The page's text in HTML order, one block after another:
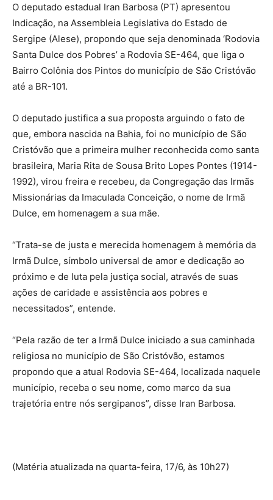
O deputado estadual Iran Barbosa (PT) apresentou
Indicação, na Assembleia Legislativa do Estado de
Sergipe (Alese), propondo que seja denominada ‘Rodovia
Santa Dulce dos Pobres’ a Rodovia SE-464, que liga o
Bairro Colônia dos Pintos do município de São Cristóvão
até a BR-101.
O deputado justifica a sua proposta arguindo o fato de
que, embora nascida na Bahia, foi no município de São
Cristóvão que a primeira mulher reconhecida como santa
brasileira, Maria Rita de Sousa Brito Lopes Pontes (1914-
1992), virou freira e recebeu, da Congregação das Irmãs
Missionárias da Imaculada Conceição, o nome de Irmã
Dulce, em homenagem a sua mãe.
“Trata-se de justa e merecida homenagem à memória da
Irmã Dulce, símbolo universal de amor e dedicação ao
próximo e de luta pela justiça social, através de suas
ações de caridade e assistência aos pobres e
necessitados”, entende.
“Pela razão de ter a Irmã Dulce iniciado a sua caminhada
religiosa no município de São Cristóvão, estamos
propondo que a atual Rodovia SE-464, localizada naquele
município, receba o seu nome, como marco da sua
trajetória entre nós sergipanos”, disse Iran Barbosa.
(Matéria atualizada na quarta-feira, 17/6, às 10h27)